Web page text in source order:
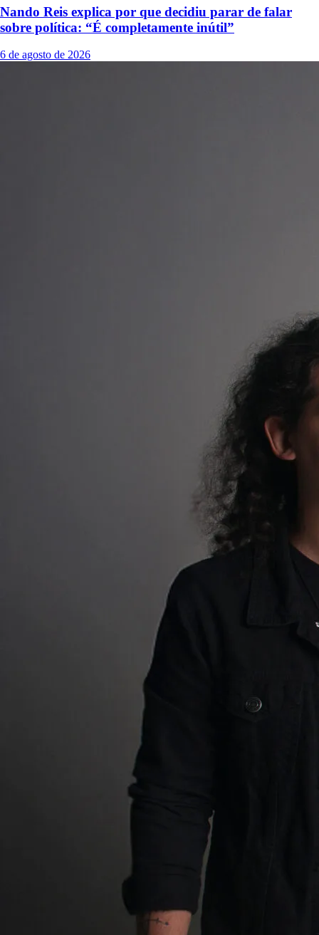
Nando Reis explica por que decidiu parar de falar
sobre política: “É completamente inútil”
6 de agosto de 2026